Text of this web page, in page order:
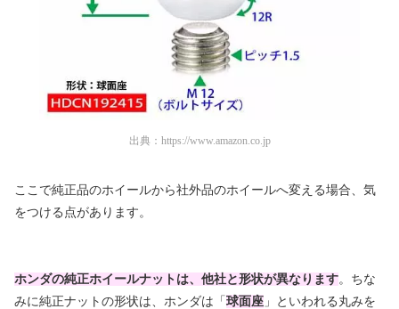
出典： https://www.amazon.co.jp
ここで純正品のホイールから社外品のホイールへ変える場合、気
をつける点があります。
ホンダの純正ホイールナットは、他社と形状が異なります。ちな
みに純正ナットの形状は、ホンダは「球面座 」といわれる丸みを